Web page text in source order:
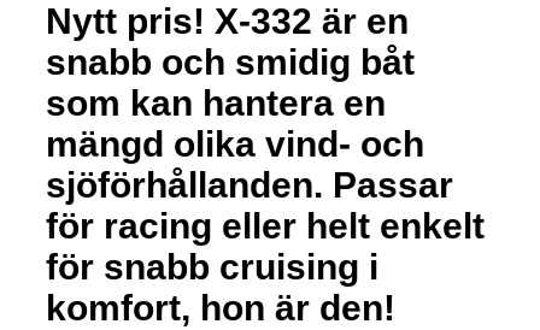
Nytt pris! X-332 är en
snabb och smidig båt
som kan hantera en
mängd olika vind- och
sjöförhållanden. Passar
för racing eller helt enkelt
för snabb cruising i
komfort, hon är den!